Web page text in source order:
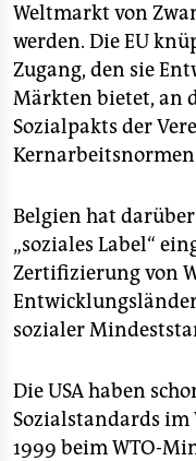
Weltmarkt von
werden. Die EU
Zugang, den sie
Märkten bietet, an
Sozialpakts der
Belgien hat
„soziales Label“
Zertifizierung von
sozialer
Die USA haben
Sozialstandards
1999 beim WTO-